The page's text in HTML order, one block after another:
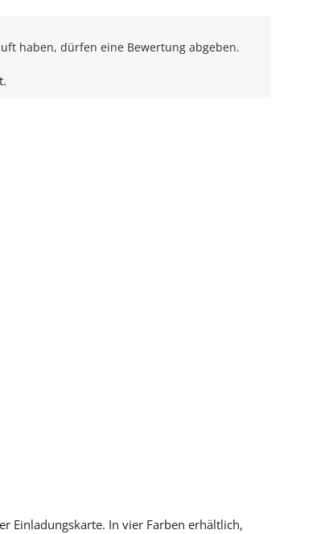
haben, dürfen eine Bewertung abgeben.
Einladungskarte. In vier Farben erhältlich,